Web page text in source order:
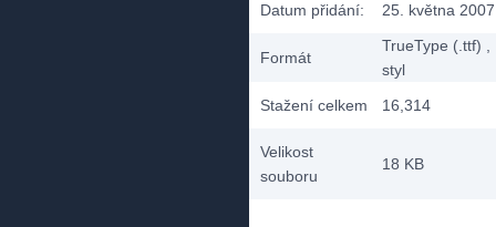
Datum přidání:
25. května 2007
Formát
TrueType (.ttf)
styl
Stažení celkem
16,314
Velikost
souboru
18 KB